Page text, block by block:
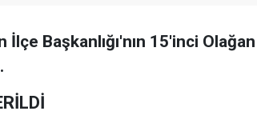
Başkanlığı'nın 15'inci Olağan